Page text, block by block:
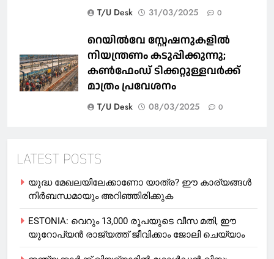
T/U Desk 31/03/2025 0
റെയില്‍വേ സ്റ്റേഷനുകളിൽ
നിയന്ത്രണം കടുപ്പിക്കുന്നു;
കണ്‍ഫേംഡ് ടിക്കറ്റുള്ളവര്‍ക്ക്
മാത്രം പ്രവേശനം
T/U Desk 08/03/2025 0
LATEST POSTS
യുദ്ധ മേഖലയിലേക്കാണോ യാത്ര? ഈ കാര്യങ്ങള്‍
നിര്‍ബന്ധമായും അറിഞ്ഞിരിക്കുക
ESTONIA: വെറും 13,000 രൂപയുടെ വീസ മതി, ഈ
യൂറോപ്യന്‍ രാജ്യത്ത് ജീവിക്കാം ജോലി ചെയ്യാം